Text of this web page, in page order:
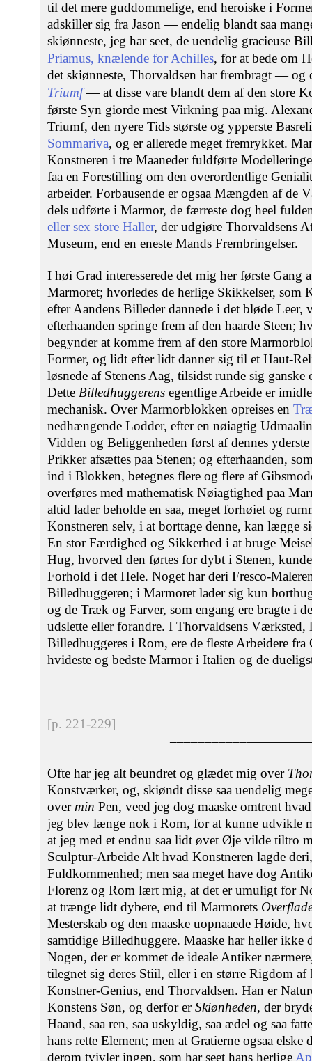
til det mere guddommelige, end heroiske i
adskiller sig fra Jason — endelig blandt saa
skiønneste, jeg har seet, de uendelig gracieuse
Priamus, knælende for Achilles, for at bede om
det skiønneste, Thorvaldsen har frembragt — og
Triumf— at disse vare blandt dem af den store
første Syn giorde mest Virkning paa mig.
Triumf, den nyere Tids største og ypperste
Sommariva, og er allerede meget fremrykket.
Konstneren i tre Maaneder fuldførte
faa en Forestilling om den overordentlige
arbeider. Forbausende er ogsaa Mængden af de
dels udførte i Marmor, de færreste dog heel
eller sex store Haller, der udgiøre Thorvaldsens
Museum, end en eneste Mands Frembringelser.
I høi Grad interesserede det mig her første Gang
Marmoret; hvorledes de herlige Skikkelser, som
efter Aandens Billeder dannede i det bløde Leer,
efterhaanden springe frem af den haarde Steen;
begynder at komme frem af den store
Former, og lidt efter lidt danner sig til et Haut-
løsnede af Stenens Aag, tilsidst runde sig
Dette Billedhuggerens egentlige Arbeide er
mechanisk. Over Marmorblokken opreises en
nedhængende Lodder, efter en nøiagtig
Vidden og Beliggenheden først af dennes
Prikker afsættes paa Stenen; og efterhaanden,
ind i Blokken, betegnes flere og flere af
overføres med mathematisk Nøiagtighed paa
altid lader beholde en saa, meget forhøiet og
Konstneren selv, i at borttage denne, kan lægge
En stor Færdighed og Sikkerhed i at bruge
Hug, hvorved den førtes for dybt i Stenen,
Forhold i det Hele. Noget har deri Fresco-
Billedhuggeren; i Marmoret lader sig kun
og de Træk og Farver, som engang ere bragte i
udslette eller forandre. I Thorvaldsens Værksted,
Billedhuggeres i Rom, ere de fleste Arbeidere
hvideste og bedste Marmor i Italien og de
[p. 221-229]
Ofte har jeg alt beundret og glædet mig over
Konstværker, og, skiøndt disse saa uendelig
over min Pen, veed jeg dog maaske omtrent
jeg blev længe nok i Rom, for at kunne udvikle
at jeg med et endnu saa lidt øvet Øje vilde tiltro
Sculptur-Arbeide Alt hvad Konstneren lagde
Fuldkommenhed; men saa meget have dog
Florenz og Rom lært mig, at det er umuligt for
at trænge lidt dybere, end til Marmorets
Mesterskab og den maaske uopnaaede Høide,
samtidige Billedhuggere. Maaske har heller ikke
Nogen, der er kommet de ideale Antiker
tilegnet sig deres Stiil, eller i en større Rigdom af
Konstner-Genius, end Thorvaldsen. Han er
Konstens Søn, og derfor erSkiønheden, der
Haand, saa ren, saa uskyldig, saa ædel og saa
hans rette Element; men at Gratierne ogsaa
derom tvivler ingen, som har seet hans herlige